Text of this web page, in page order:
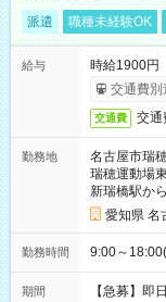
派遣 職種未経験OK
給与
時給1900円
交通費別
交通費 交通
勤務地
名古屋市瑞
瑞穂運動場
新瑞橋駅か
愛知県 名
勤務時間 9:00～
期間 【急募】